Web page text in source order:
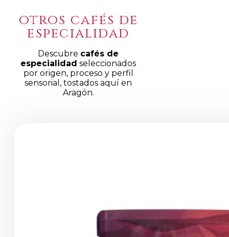
otros cafés de
especialidad
Descubre cafés de
especialidad seleccionados
por origen, proceso y perfil
sensorial, tostados aquí en
Aragón.